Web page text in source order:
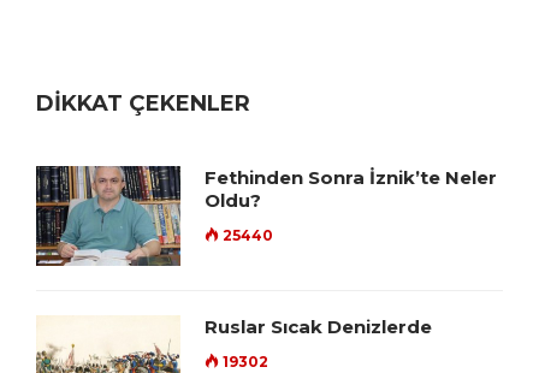
DİKKAT ÇEKENLER
Fethinden Sonra İznik’te Neler
Oldu?
25440
Ruslar Sıcak Denizlerde
19302